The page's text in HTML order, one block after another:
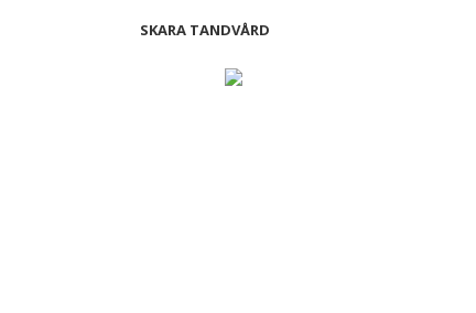
SKARA TANDVÅRD